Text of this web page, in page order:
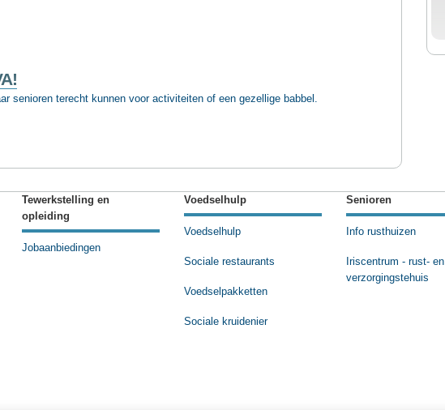
senioren terecht kunnen voor activiteiten of een gezellige babbel.
Tewerkstelling en
opleiding
Jobaanbiedingen
Voedselhulp
Voedselhulp
Sociale restaurants
Voedselpakketten
Sociale kruidenier
Senioren
Info rusthuizen
Iriscentrum - rust- en
verzorgingstehuis